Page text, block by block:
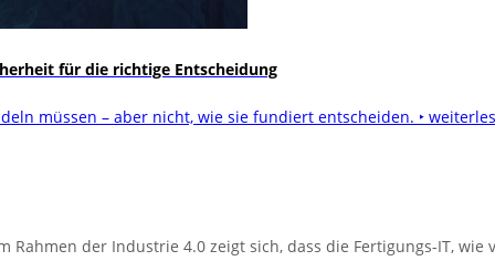
für die richtige Entscheidung
müssen – aber nicht, wie sie fundiert entscheiden. ‣
der Industrie 4.0 zeigt sich, dass die Fertigungs-IT, wie